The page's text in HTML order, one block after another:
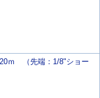
ｍ （先端：1/8"ショー